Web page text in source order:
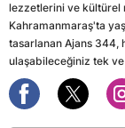
lezzetlerini ve kültürel
Kahramanmaraş'ta
tasarlanan Ajans 344,
ulaşabileceğiniz tek